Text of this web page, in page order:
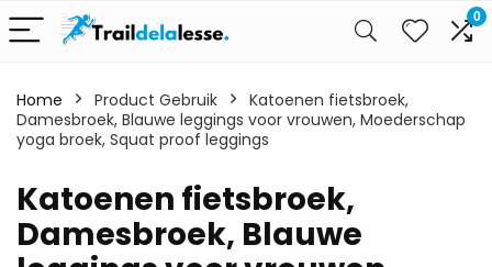
0
Home Product Gebruik
Katoenen fietsbroek,
Damesbroek, Blauwe leggings voor vrouwen, Moederschap
yoga broek, Squat proof leggings
Katoenen fietsbroek,
Damesbroek, Blauwe